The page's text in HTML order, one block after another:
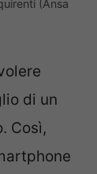
(Ansa
di un
Così,